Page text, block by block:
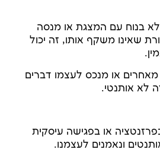
בנוח עם המצגת או מנסה
שאינו משקף אותו, זה יכול
או מנכס לעצמו דברים
לא אותנטי.
או בפגישה עיסקית
ונאמנים לעצמנו.